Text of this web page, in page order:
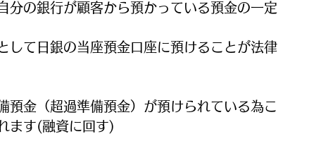
の銀行が顧客から預かっている預金の一定
して日銀の当座預金口座に預けることが法律
預金（超過準備預金）が預けられている為こ
ます(融資に回す)